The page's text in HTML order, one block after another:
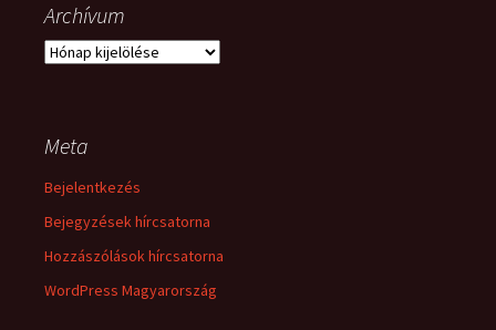
Archívum
Archívum
Meta
Bejelentkezés
Bejegyzések hírcsatorna
Hozzászólások hírcsatorna
WordPress Magyarország